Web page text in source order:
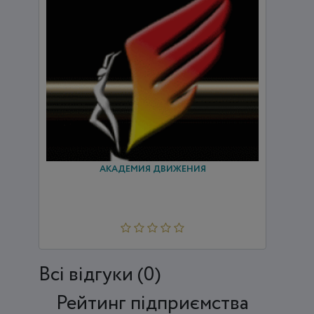
АКАДЕМИЯ ДВИЖЕНИЯ
Всi відгуки (0)
Рейтинг підприємства